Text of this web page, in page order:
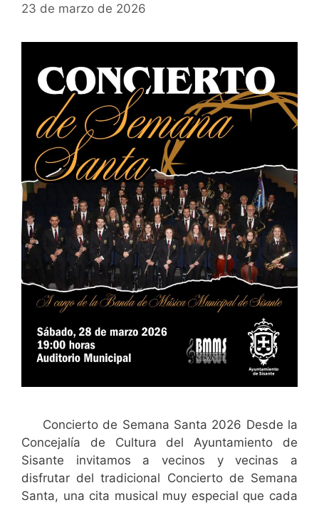
23 de marzo de 2026
Concierto de Semana Santa 2026 Desde la
Concejalía de Cultura del Ayuntamiento de
Sisante invitamos a vecinos y vecinas a
disfrutar del tradicional Concierto de Semana
Santa, una cita musical muy especial que cada